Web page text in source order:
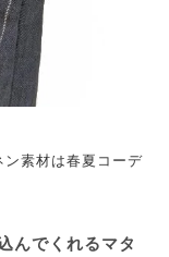
素材は春夏コーデ
んでくれるマタ